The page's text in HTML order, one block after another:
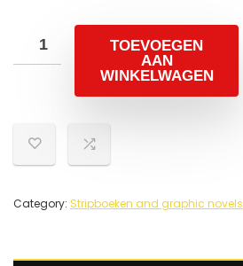
TOEVOEGEN
AAN
WINKELWAGEN
Category: Stripboeken and graphic novels